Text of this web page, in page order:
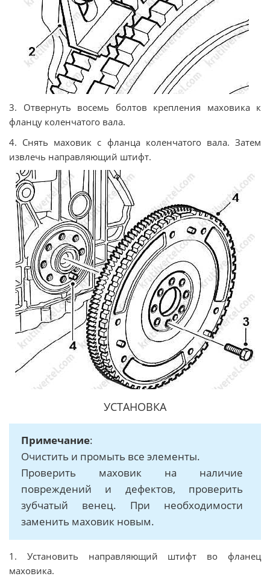
3. Отвернуть восемь болтов крепления маховика к
фланцу коленчатого вала.
4. Снять маховик с фланца коленчатого вала. Затем
извлечь направляющий штифт.
УСТАНОВКА
Примечание:
Очистить и промыть все элементы.
Проверить маховик на наличие
повреждений и дефектов, проверить
зубчатый венец. При необходимости
заменить маховик новым.
1. Установить направляющий штифт во фланец
маховика.